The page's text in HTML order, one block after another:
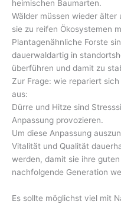
heimischen Baumarten.
Wälder müssen wieder
sie zu reifen Ökosystemen
Plantagenähnliche Forste
dauerwaldartig in
überführen und damit zu
Zur Frage: wie repariert
aus:
Dürre und Hitze sind
Anpassung provozieren.
Um diese Anpassung
Vitalität und Qualität
werden, damit sie ihre
nachfolgende Generation
Es sollte möglichst viel mit